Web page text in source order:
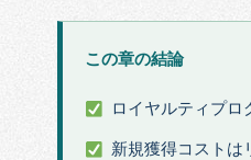
この章の結論
ロイヤルティプロ
新規獲得コストは